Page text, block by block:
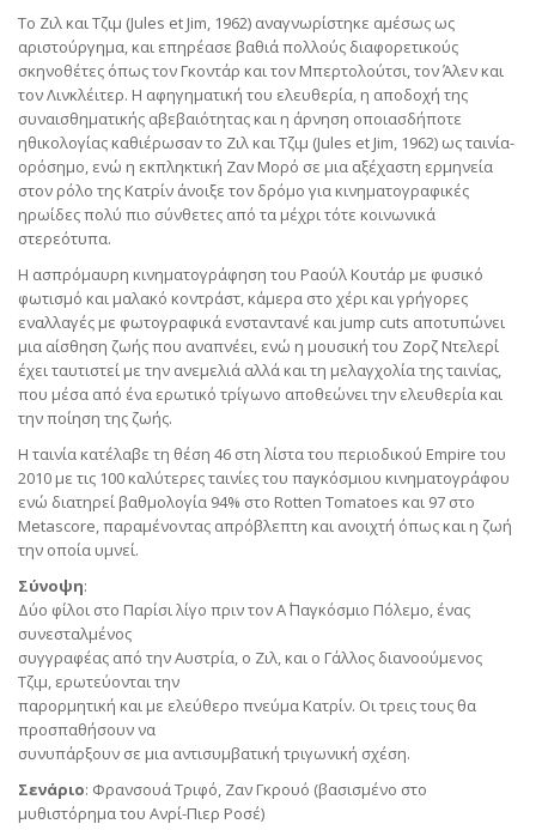
Το Ζιλ και Τζιμ (Jules et Jim, 1962) αναγνωρίστηκε αμέσως ως
αριστούργημα, και επηρέασε βαθιά πολλούς διαφορετικούς
σκηνοθέτες όπως τον Γκοντάρ και τον Μπερτολούτσι, τον Άλεν και
τον Λινκλέιτερ. Η αφηγηματική του ελευθερία, η αποδοχή της
συναισθηματικής αβεβαιότητας και η άρνηση οποιασδήποτε
ηθικολογίας καθιέρωσαν το Ζιλ και Τζιμ (Jules et Jim, 1962) ως ταινία-
ορόσημο, ενώ η εκπληκτική Ζαν Μορό σε μια αξέχαστη ερμηνεία
στον ρόλο της Κατρίν άνοιξε τον δρόμο για κινηματογραφικές
ηρωίδες πολύ πιο σύνθετες από τα μέχρι τότε κοινωνικά
στερεότυπα.
Η ασπρόμαυρη κινηματογράφηση του Ραούλ Κουτάρ με φυσικό
φωτισμό και μαλακό κοντράστ, κάμερα στο χέρι και γρήγορες
εναλλαγές με φωτογραφικά ενσταντανέ και jump cuts αποτυπώνει
μια αίσθηση ζωής που αναπνέει, ενώ η μουσική του Ζορζ Ντελερί
έχει ταυτιστεί με την ανεμελιά αλλά και τη μελαγχολία της ταινίας,
που μέσα από ένα ερωτικό τρίγωνο αποθεώνει την ελευθερία και
την ποίηση της ζωής.
Η ταινία κατέλαβε τη θέση 46 στη λίστα του περιοδικού Empire του
2010 με τις 100 καλύτερες ταινίες του παγκόσμιου κινηματογράφου
ενώ διατηρεί βαθμολογία 94% στο Rotten Tomatoes και 97 στο
Metascore, παραμένοντας απρόβλεπτη και ανοιχτή όπως και η ζωή
την οποία υμνεί.
Σύνοψη:
Δύο φίλοι στο Παρίσι λίγο πριν τον Α΄ Παγκόσμιο Πόλεμο, ένας
συνεσταλμένος
συγγραφέας από την Αυστρία, ο Ζιλ, και ο Γάλλος διανοούμενος
Τζιμ, ερωτεύονται την
παρορμητική και με ελεύθερο πνεύμα Κατρίν. Οι τρεις τους θα
προσπαθήσουν να
συνυπάρξουν σε μια αντισυμβατική τριγωνική σχέση.
Σενάριο: Φρανσουά Τριφό, Ζαν Γκρουό (βασισμένο στο
μυθιστόρημα του Ανρί-Πιερ Ροσέ)